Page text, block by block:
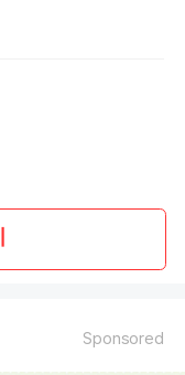
Sponsored